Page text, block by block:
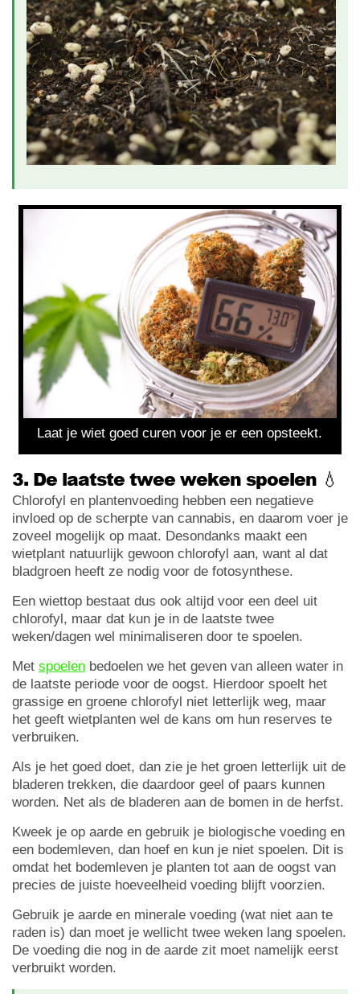
Laat je wiet goed curen voor je er een opsteekt.
3. De laatste twee weken spoelen 💧
Chlorofyl en plantenvoeding hebben een negatieve
invloed op de scherpte van cannabis, en daarom voer je
zoveel mogelijk op maat. Desondanks maakt een
wietplant natuurlijk gewoon chlorofyl aan, want al dat
bladgroen heeft ze nodig voor de fotosynthese.
Een wiettop bestaat dus ook altijd voor een deel uit
chlorofyl, maar dat kun je in de laatste twee
weken/dagen wel minimaliseren door te spoelen.
Met spoelen bedoelen we het geven van alleen water in
de laatste periode voor de oogst. Hierdoor spoelt het
grassige en groene chlorofyl niet letterlijk weg, maar
het geeft wietplanten wel de kans om hun reserves te
verbruiken.
Als je het goed doet, dan zie je het groen letterlijk uit de
bladeren trekken, die daardoor geel of paars kunnen
worden. Net als de bladeren aan de bomen in de herfst.
Kweek je op aarde en gebruik je biologische voeding en
een bodemleven, dan hoef en kun je niet spoelen. Dit is
omdat het bodemleven je planten tot aan de oogst van
precies de juiste hoeveelheid voeding blijft voorzien.
Gebruik je aarde en minerale voeding (wat niet aan te
raden is) dan moet je wellicht twee weken lang spoelen.
De voeding die nog in de aarde zit moet namelijk eerst
verbruikt worden.